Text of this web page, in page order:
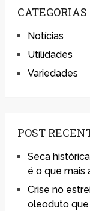
CATEGORIAS
Notícias
Utilidades
Variedades
POST
Seca
é o que mais
Crise no
oleoduto